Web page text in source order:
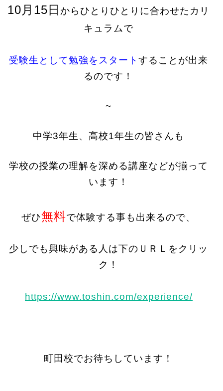
10月15日 からひとりひとりに合わせたカリ
キュラムで
受験生として勉強をスタートすることが出来
るのです！
~
中学3年生、高校1年生の皆さんも
学校の授業の理解を深める講座などが揃って
います！
ぜひ無料で体験する事も出来るので、
少しでも興味がある人は下のＵＲＬをクリッ
ク！
https://www.toshin.com/experience/
町田校でお待ちしています！